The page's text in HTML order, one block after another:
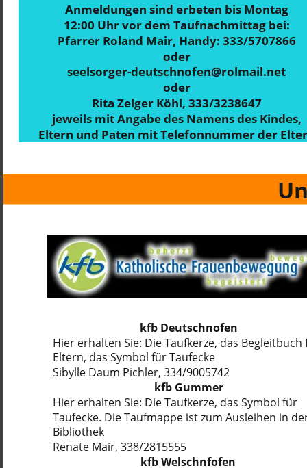
Anmeldungen sind erbeten bis Montag
12:00 Uhr vor dem Taufnachmittag bei:
Pfarrer Roland Mair, Handy: 333/5707866
oder
seelsorger-deutschnofen@rolmail.net
oder
Rita Zelger Köhl, 333/3238647
jeweils mit Angabe des Namens des Kindes,
Eltern und Paten mit Telefonnummer der
kfb Deutschnofen
Hier erhalten Sie: Die Taufkerze, das Begleitbuch
Eltern, das Symbol für Taufecke
Sibylle Daum Pichler, 334/9005742
kfb Gummer
Hier erhalten Sie: Die Taufkerze, das Symbol für
Taufecke. Die Taufmappe ist zum Ausleihen in
Bibliothek
Renate Mair, 338/2815555
kfb Welschnfofen